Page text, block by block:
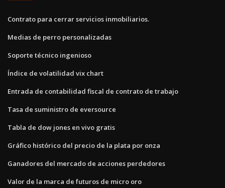
Contrato para cerrar servicios inmobiliarios.
Medias de perro personalizadas
Soporte técnico ingenioso
Índice de volatilidad vix chart
Entrada de contabilidad fiscal de contrato de trabajo
Tasa de suministro de eversource
Tabla de dow jones en vivo gratis
Gráfico histórico del precio de la plata por onza
Ganadores del mercado de acciones perdedores
Valor de la marca de futuros de micro oro